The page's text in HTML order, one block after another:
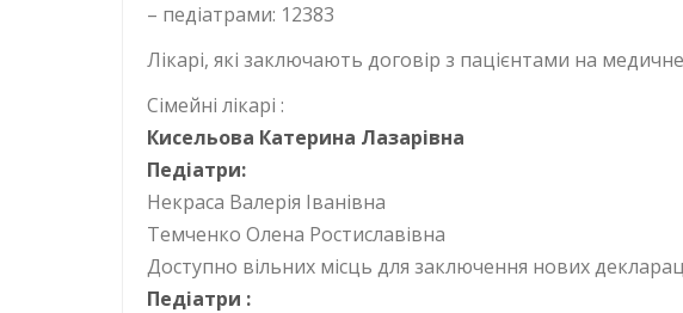
– педіатрами: 12383
Лікарі, які заключають договір з пацієнтами на
Сімейні лікарі :
Кисельова Катерина Лазарівна
Педіатри:
Некраса Валерія Іванівна
Темченко Олена Ростиславівна
Доступно вільних місць для заключення нових
Педіатри :